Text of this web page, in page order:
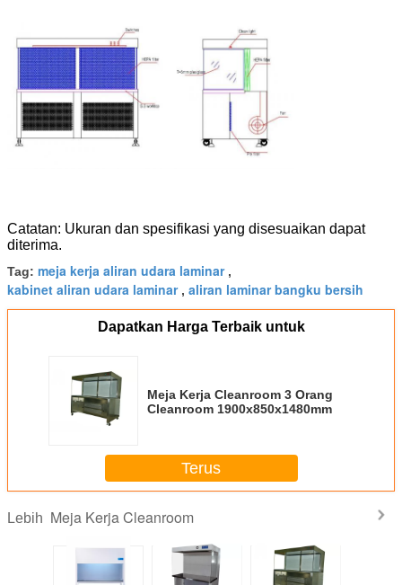
Catatan: Ukuran dan spesifikasi yang disesuaikan dapat
diterima.
Tag: meja kerja aliran udara laminar,
kabinet aliran udara laminar, aliran laminar bangku bersih
Dapatkan Harga Terbaik untuk
Meja Kerja Cleanroom 3 Orang
Cleanroom 1900x850x1480mm
Terus
Lebih Meja Kerja Cleanroom